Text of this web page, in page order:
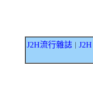
J2H流行雜誌 J2H